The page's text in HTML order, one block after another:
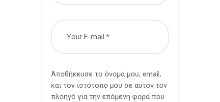
Αποθήκευσε το όνομά μου, email,
και τον ιστότοπο μου σε αυτόν τον
πλοηγό για την επόμενη φορά που